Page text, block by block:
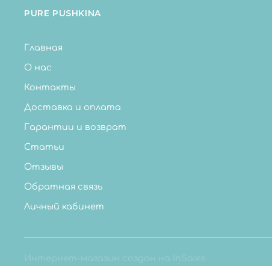
PURE PUSHKINA
Главная
О нас
Контакты
Доставка и оплата
Гарантии и возврат
Статьи
Отзывы
Обратная связь
Личный кабинет
Интернет-магазин создан на InSales